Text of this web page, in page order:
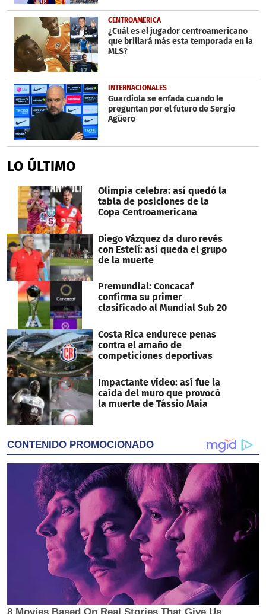
CENTROAMÉRICA
¿Cuál es el jugador centroamericano
que brillará más esta temporada en la
MLS?
INTERNACIONALES
Guardiola se enfada cuando le
preguntan por el futuro de Sergio
Agüero
LO ÚLTIMO
Olimpia celebra: así quedó la
tabla de posiciones de la
Copa Centroamericana
Diego Vázquez da duro revés
con Estelí: así queda el grupo
de la muerte
Premundial: Concacaf
confirma su primer
clasificado al Mundial Sub 20
Costa Rica endurece penas
contra el amaño de
competiciones deportivas
Impactante vídeo: así fue la
caída del muro que provocó
la muerte de Tássio Maia